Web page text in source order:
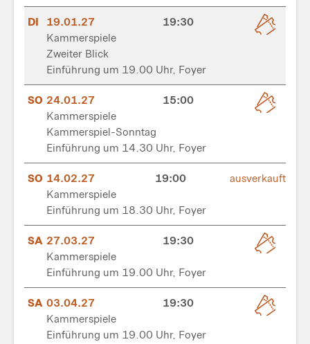
DI 19.01.27
19:30
Kammerspiele
Zweiter Blick
Einführung um 19.00 Uhr, Foyer
SO 24.01.27
15:00
Kammerspiele
Kammerspiel-Sonntag
Einführung um 14.30 Uhr, Foyer
SO 14.02.27
19:00
Kammerspiele
Einführung um 18.30 Uhr, Foyer
ausverkauft
SA 27.03.27
19:30
Kammerspiele
Einführung um 19.00 Uhr, Foyer
SA 03.04.27
19:30
Kammerspiele
Einführung um 19.00 Uhr, Foyer